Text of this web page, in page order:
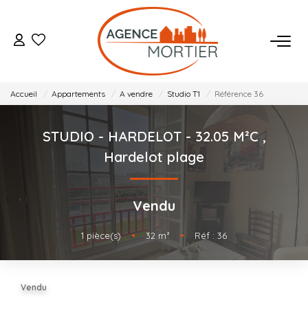
ACHETER
ESTIMER
BIENS VENDUS
NOTRE AGENCE
Qui Sommes Nous
Notre Équipe
Accueil Appartements A vendre Studio T1 Référence 36
STUDIO - HARDELOT - 32.05 M²C,
Hardelot plage
Vendu
1 pièce(s) • 32 m² • Réf : 36
Vendu